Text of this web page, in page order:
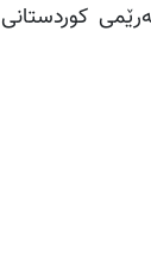
کوردستانی